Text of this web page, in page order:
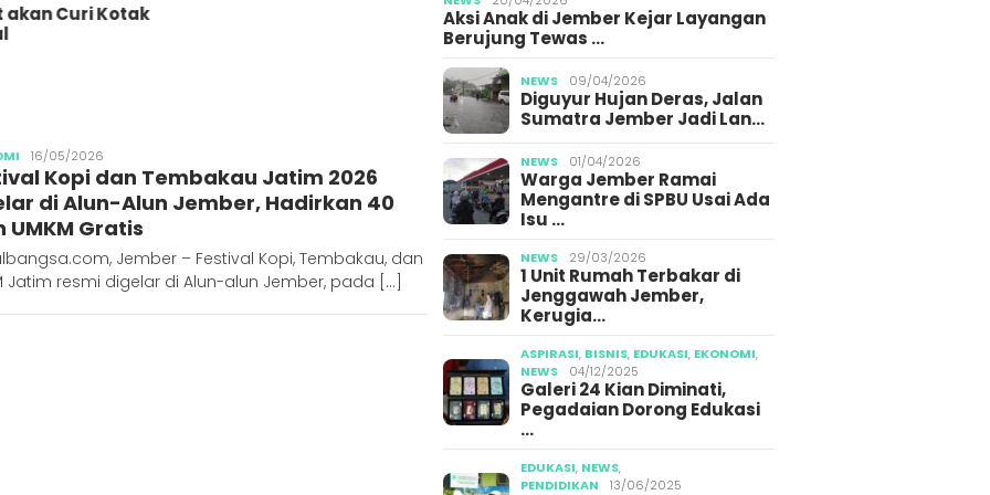
akan Curi Kotak
10 Orang Diduga
Penimbun BBM Subsidi di
Publisher
16/05/2026
Kopi dan Tembakau Jatim 2026
di Alun-Alun Jember, Hadirkan 40
UMKM Gratis
Jember – Festival Kopi, Tembakau, dan
Jatim resmi digelar di Alun-alun Jember, pada […]
Aksi Anak di Jember Kejar Layangan
Berujung Tewas …
NEWS 09/04/2026
Diguyur Hujan Deras, Jalan
Sumatra Jember Jadi Lan…
NEWS 01/04/2026
Warga Jember Ramai
Mengantre di SPBU Usai Ada
Isu …
NEWS 29/03/2026
1 Unit Rumah Terbakar di
Jenggawah Jember,
Kerugia…
ASPIRASI, BISNIS, EDUKASI, EKONOMI,
NEWS
04/12/2025
Galeri 24 Kian Diminati,
Pegadaian Dorong Edukasi
…
EDUKASI, NEWS,
PENDIDIKAN
13/06/2025